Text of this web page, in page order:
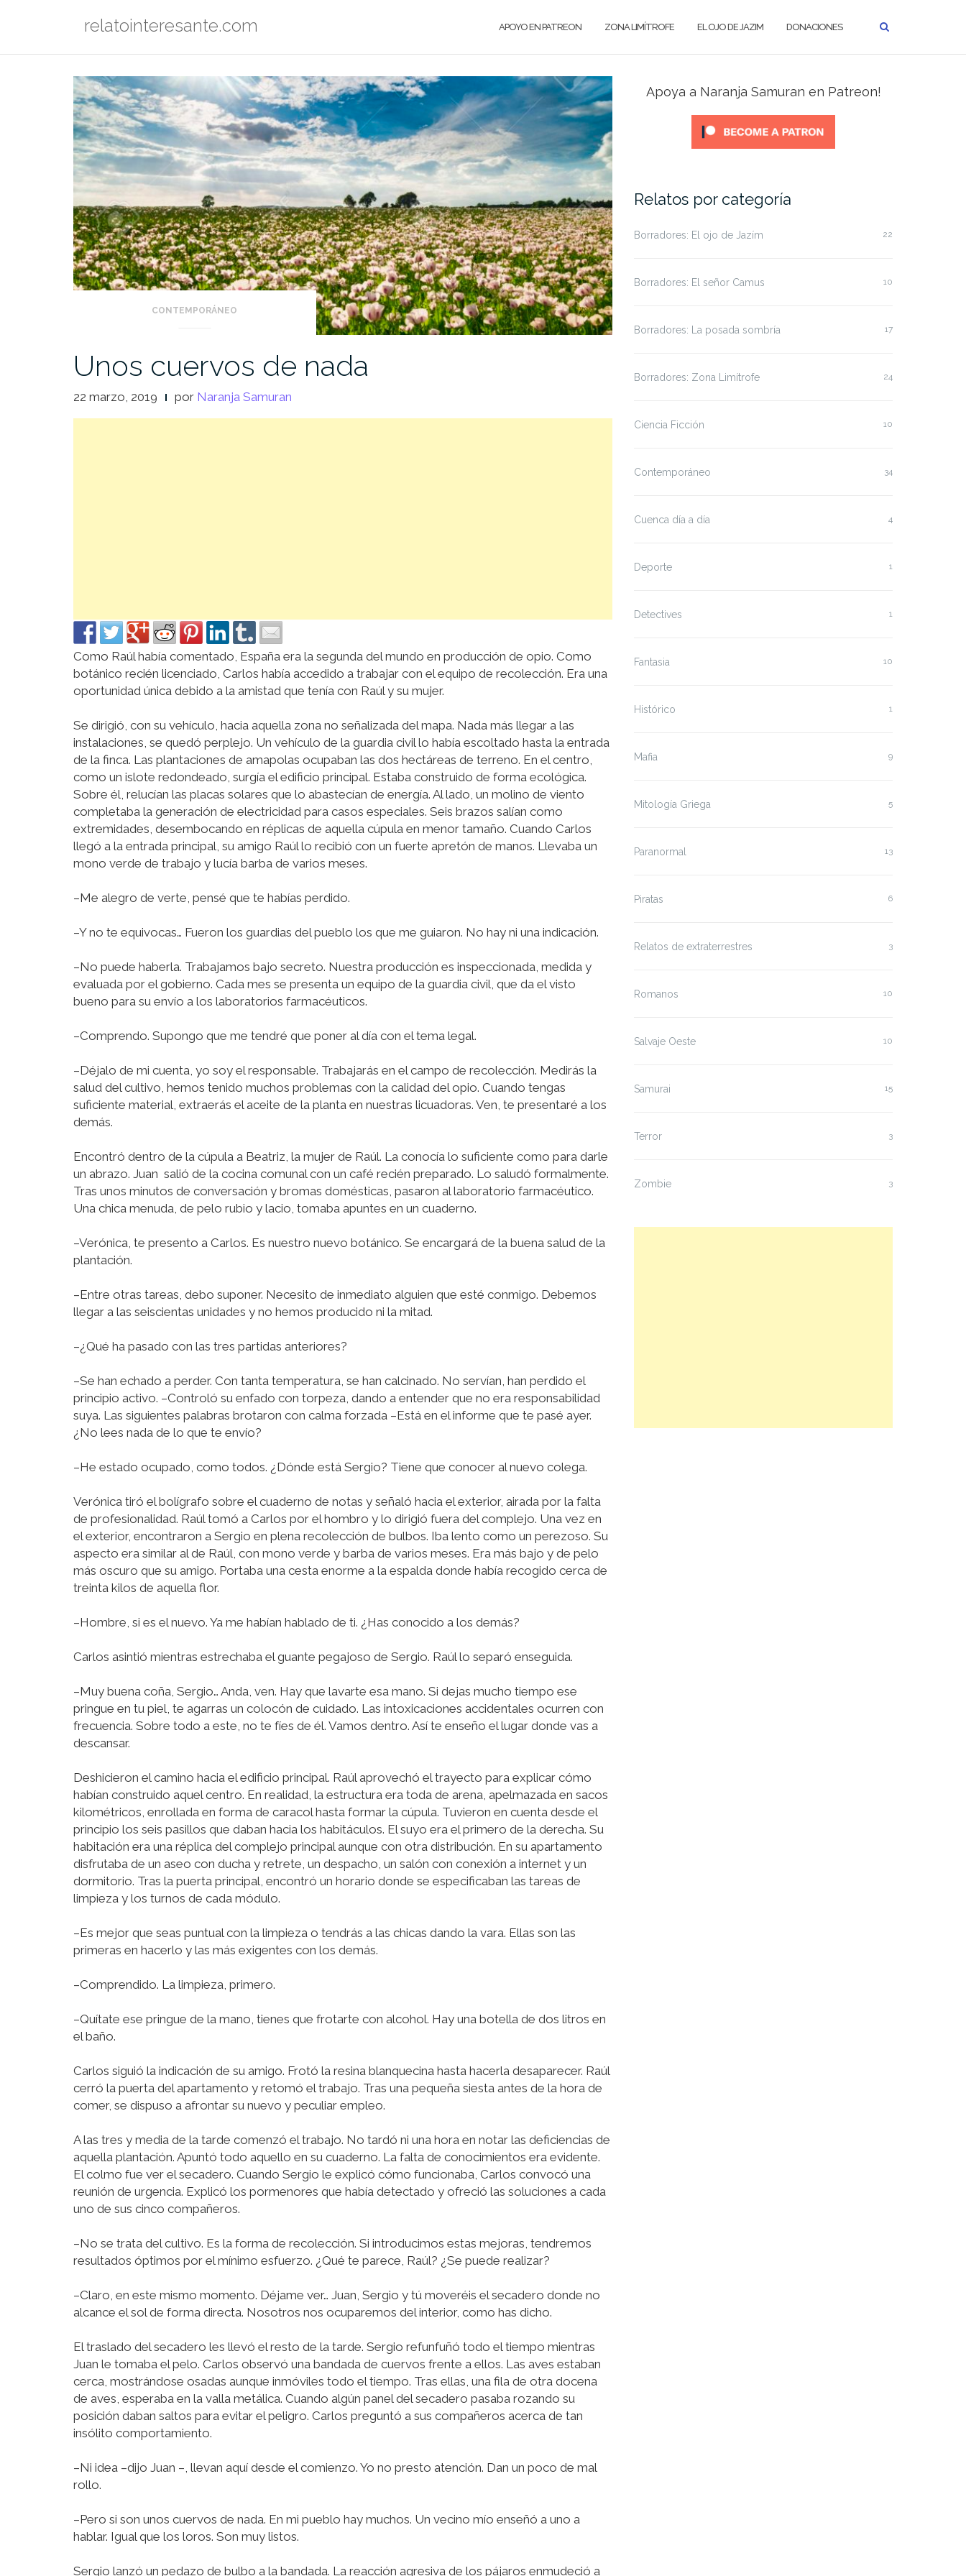
relatointeresante.com APOYO EN PATREON ZONA LIMÍTROFE EL OJO DE JAZIM DONACIONES
CONTEMPORÁNEO
Unos cuervos de nada
22 marzo, 2019 por Naranja Samuran
Como Raúl había comentado, España era la segunda del mundo en producción de opio. Como
botánico recién licenciado, Carlos había accedido a trabajar con el equipo de recolección. Era una
oportunidad única debido a la amistad que tenía con Raúl y su mujer.
Se dirigió, con su vehículo, hacia aquella zona no señalizada del mapa. Nada más llegar a las
instalaciones, se quedó perplejo. Un vehículo de la guardia civil lo había escoltado hasta la entrada
de la finca. Las plantaciones de amapolas ocupaban las dos hectáreas de terreno. En el centro,
como un islote redondeado, surgía el edificio principal. Estaba construido de forma ecológica.
Sobre él, relucían las placas solares que lo abastecían de energía. Al lado, un molino de viento
completaba la generación de electricidad para casos especiales. Seis brazos salían como
extremidades, desembocando en réplicas de aquella cúpula en menor tamaño. Cuando Carlos
llegó a la entrada principal, su amigo Raúl lo recibió con un fuerte apretón de manos. Llevaba un
mono verde de trabajo y lucía barba de varios meses.
–Me alegro de verte, pensé que te habías perdido.
–Y no te equivocas… Fueron los guardias del pueblo los que me guiaron. No hay ni una indicación.
–No puede haberla. Trabajamos bajo secreto. Nuestra producción es inspeccionada, medida y
evaluada por el gobierno. Cada mes se presenta un equipo de la guardia civil, que da el visto
bueno para su envío a los laboratorios farmacéuticos.
–Comprendo. Supongo que me tendré que poner al día con el tema legal.
–Déjalo de mi cuenta, yo soy el responsable. Trabajarás en el campo de recolección. Medirás la
salud del cultivo, hemos tenido muchos problemas con la calidad del opio. Cuando tengas
suficiente material, extraerás el aceite de la planta en nuestras licuadoras. Ven, te presentaré a los
demás.
Encontró dentro de la cúpula a Beatriz, la mujer de Raúl. La conocía lo suficiente como para darle
un abrazo. Juan salió de la cocina comunal con un café recién preparado. Lo saludó formalmente.
Tras unos minutos de conversación y bromas domésticas, pasaron al laboratorio farmacéutico.
Una chica menuda, de pelo rubio y lacio, tomaba apuntes en un cuaderno.
–Verónica, te presento a Carlos. Es nuestro nuevo botánico. Se encargará de la buena salud de la
plantación.
–Entre otras tareas, debo suponer. Necesito de inmediato alguien que esté conmigo. Debemos
llegar a las seiscientas unidades y no hemos producido ni la mitad.
–¿Qué ha pasado con las tres partidas anteriores?
–Se han echado a perder. Con tanta temperatura, se han calcinado. No servían, han perdido el
principio activo. –Controló su enfado con torpeza, dando a entender que no era responsabilidad
suya. Las siguientes palabras brotaron con calma forzada –Está en el informe que te pasé ayer.
¿No lees nada de lo que te envío?
–He estado ocupado, como todos. ¿Dónde está Sergio? Tiene que conocer al nuevo colega.
Verónica tiró el bolígrafo sobre el cuaderno de notas y señaló hacia el exterior, airada por la falta
de profesionalidad. Raúl tomó a Carlos por el hombro y lo dirigió fuera del complejo. Una vez en
el exterior, encontraron a Sergio en plena recolección de bulbos. Iba lento como un perezoso. Su
aspecto era similar al de Raúl, con mono verde y barba de varios meses. Era más bajo y de pelo
más oscuro que su amigo. Portaba una cesta enorme a la espalda donde había recogido cerca de
treinta kilos de aquella flor.
–Hombre, si es el nuevo. Ya me habían hablado de ti. ¿Has conocido a los demás?
Carlos asintió mientras estrechaba el guante pegajoso de Sergio. Raúl lo separó enseguida.
–Muy buena coña, Sergio… Anda, ven. Hay que lavarte esa mano. Si dejas mucho tiempo ese
pringue en tu piel, te agarras un colocón de cuidado. Las intoxicaciones accidentales ocurren con
frecuencia. Sobre todo a este, no te fíes de él. Vamos dentro. Así te enseño el lugar donde vas a
descansar.
Deshicieron el camino hacia el edificio principal. Raúl aprovechó el trayecto para explicar cómo
habían construido aquel centro. En realidad, la estructura era toda de arena, apelmazada en sacos
kilométricos, enrollada en forma de caracol hasta formar la cúpula. Tuvieron en cuenta desde el
principio los seis pasillos que daban hacia los habitáculos. El suyo era el primero de la derecha. Su
habitación era una réplica del complejo principal aunque con otra distribución. En su apartamento
disfrutaba de un aseo con ducha y retrete, un despacho, un salón con conexión a internet y un
dormitorio. Tras la puerta principal, encontró un horario donde se especificaban las tareas de
limpieza y los turnos de cada módulo.
–Es mejor que seas puntual con la limpieza o tendrás a las chicas dando la vara. Ellas son las
primeras en hacerlo y las más exigentes con los demás.
–Comprendido. La limpieza, primero.
–Quítate ese pringue de la mano, tienes que frotarte con alcohol. Hay una botella de dos litros en
el baño.
Carlos siguió la indicación de su amigo. Frotó la resina blanquecina hasta hacerla desaparecer. Raúl
cerró la puerta del apartamento y retomó el trabajo. Tras una pequeña siesta antes de la hora de
comer, se dispuso a afrontar su nuevo y peculiar empleo.
A las tres y media de la tarde comenzó el trabajo. No tardó ni una hora en notar las deficiencias de
aquella plantación. Apuntó todo aquello en su cuaderno. La falta de conocimientos era evidente.
El colmo fue ver el secadero. Cuando Sergio le explicó cómo funcionaba, Carlos convocó una
reunión de urgencia. Explicó los pormenores que había detectado y ofreció las soluciones a cada
uno de sus cinco compañeros.
–No se trata del cultivo. Es la forma de recolección. Si introducimos estas mejoras, tendremos
resultados óptimos por el mínimo esfuerzo. ¿Qué te parece, Raúl? ¿Se puede realizar?
–Claro, en este mismo momento. Déjame ver… Juan, Sergio y tú moveréis el secadero donde no
alcance el sol de forma directa. Nosotros nos ocuparemos del interior, como has dicho.
El traslado del secadero les llevó el resto de la tarde. Sergio refunfuñó todo el tiempo mientras
Juan le tomaba el pelo. Carlos observó una bandada de cuervos frente a ellos. Las aves estaban
cerca, mostrándose osadas aunque inmóviles todo el tiempo. Tras ellas, una fila de otra docena
de aves, esperaba en la valla metálica. Cuando algún panel del secadero pasaba rozando su
posición daban saltos para evitar el peligro. Carlos preguntó a sus compañeros acerca de tan
insólito comportamiento.
–Ni idea –dijo Juan –, llevan aquí desde el comienzo. Yo no presto atención. Dan un poco de mal
rollo.
–Pero si son unos cuervos de nada. En mi pueblo hay muchos. Un vecino mío enseñó a uno a
hablar. Igual que los loros. Son muy listos.
Sergio lanzó un pedazo de bulbo a la bandada. La reacción agresiva de los pájaros enmudeció a
Apoya a Naranja Samuran en Patreon!
Relatos por categoría
Borradores: El ojo de Jazím 22
Borradores: El señor Camus 10
Borradores: La posada sombría 17
Borradores: Zona Limítrofe 24
Ciencia Ficción 10
Contemporáneo 34
Cuenca día a día 4
Deporte 1
Detectives 1
Fantasia 10
Histórico 1
Mafia 9
Mitología Griega 5
Paranormal 13
Piratas 6
Relatos de extraterrestres 3
Romanos 10
Salvaje Oeste 10
Samurai 15
Terror 3
Zombie 3